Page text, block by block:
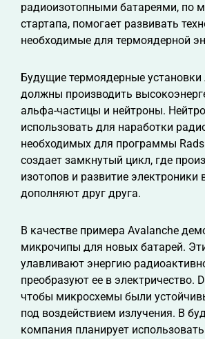
радиоизотопными батареями, по
стартапа, помогает развивать
необходимые для термоядерной
Будущие термоядерные установки
должны производить
альфа-частицы и нейтроны.
использовать для наработки
необходимых для программы
создает замкнутый цикл, где
изотопов и развитие электроники
дополняют друг друга.
В качестве примера Avalanche
микрочипы для новых батарей.
улавливают энергию
преобразуют ее в электричество.
чтобы микросхемы были
под воздействием излучения. В
компания планирует